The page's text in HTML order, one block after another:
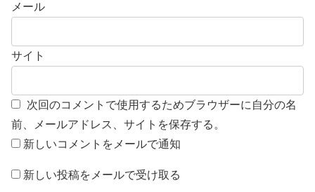
メール
サイト
次回のコメントで使用するためブラウザーに自分の名
前、メールアドレス、サイトを保存する。
新しいコメントをメールで通知
新しい投稿をメールで受け取る